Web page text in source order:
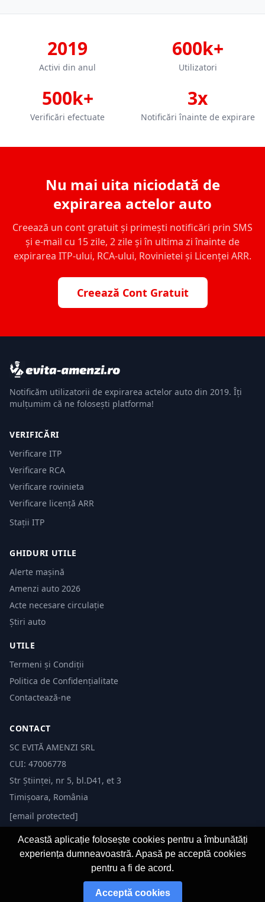
2019
Activi din anul
600k+
Utilizatori
500k+
Verificări efectuate
3x
Notificări înainte de expirare
Nu mai uita niciodată de
expirarea actelor auto
Creează un cont gratuit și primești notificări prin SMS
și e-mail cu 15 zile, 2 zile și în ultima zi înainte de
expirarea ITP-ului, RCA-ului, Rovinietei și Licenței ARR.
Creează Cont Gratuit
Notificăm utilizatorii de expirarea actelor auto din 2019. Îți
mulțumim că ne folosești platforma!
VERIFICĂRI
Verificare ITP
Verificare RCA
Verificare rovinieta
Verificare licență ARR
Stații ITP
GHIDURI UTILE
Alerte mașină
Amenzi auto 2026
Acte necesare circulație
Știri auto
UTILE
Termeni și Condiții
Politica de Confidențialitate
Contactează-ne
CONTACT
SC EVITĂ AMENZI SRL
CUI: 47006778
Str Științei, nr 5, bl.D41, et 3
Timișoara, România
[email protected]
© 2026 Evită Amenzi. Toate drepturile rezervate.
Această aplicație folosește cookies pentru a îmbunătăți
experiența dumneavoastră. Apasă pe acceptă cookies
pentru a fi de acord.
Acceptă cookies